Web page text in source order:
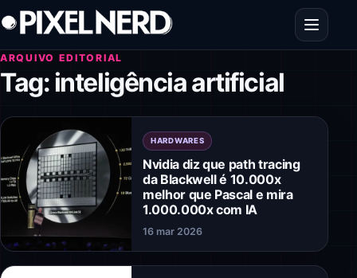
Pular para o conteúdo
Abrir
ARQUIVO EDITORIAL
Tag:inteligência artificial
HARDWARES
Nvidia diz que path tracing
da Blackwell é 10.000x
melhor que Pascal e mira
1.000.000x com IA
16 mar 2026